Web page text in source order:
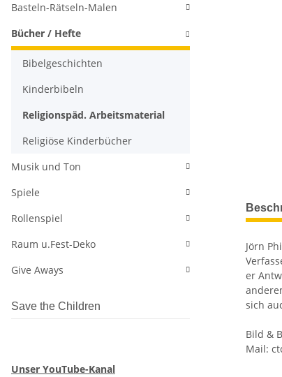
Jörn
er
sich
Bild &
Mail:
Basteln-Rätseln-Malen
Bücher / Hefte
Bibelgeschichten
Kinderbibeln
Religionspäd. Arbeitsmaterial
Religiöse Kinderbücher
Musik und Ton
Spiele
Rollenspiel
Raum u.Fest-Deko
Give Aways
Save the Children
Unser YouTube-Kanal